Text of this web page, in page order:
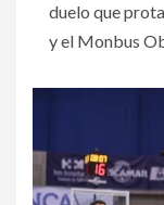
duelo que
y el Monbus